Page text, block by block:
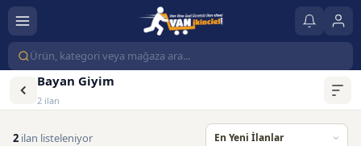
Bayan Giyim
2 ilan
2 ilan listeleniyor